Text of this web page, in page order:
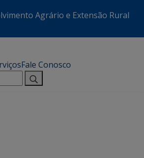
Agrário e Extensão Rural
Fale Conosco